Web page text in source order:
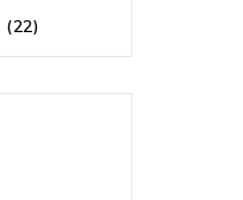
(22)